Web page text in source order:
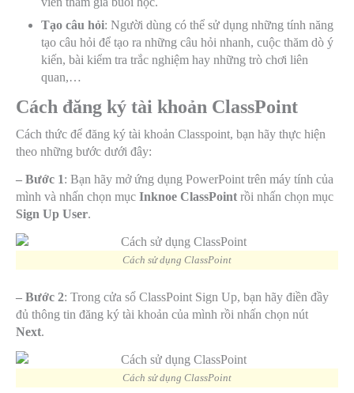
Tạo câu hỏi: Người dùng có thể sử dụng những tính năng
tạo câu hỏi để tạo ra những câu hỏi nhanh, cuộc thăm dò ý
kiến, bài kiểm tra trắc nghiệm hay những trò chơi liên
quan,…
Cách đăng ký tài khoản ClassPoint
Cách thức để đăng ký tài khoản Classpoint, bạn hãy thực hiện
theo những bước dưới đây:
– Bước 1: Bạn hãy mở ứng dụng PowerPoint trên máy tính của
mình và nhấn chọn mục Inknoe ClassPoint rồi nhấn chọn mục
Sign Up User.
Cách sử dụng ClassPoint
– Bước 2: Trong cửa sổ ClassPoint Sign Up, bạn hãy điền đầy
đủ thông tin đăng ký tài khoản của mình rồi nhấn chọn nút
Next.
Cách sử dụng ClassPoint